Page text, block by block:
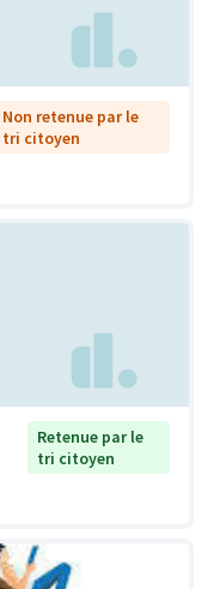
Non retenue par le
tri citoyen
Retenue par le
tri citoyen